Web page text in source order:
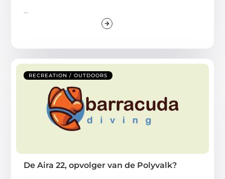
...
RECREATION / OUTDOORS
De Aira 22, opvolger van de Polyvalk?